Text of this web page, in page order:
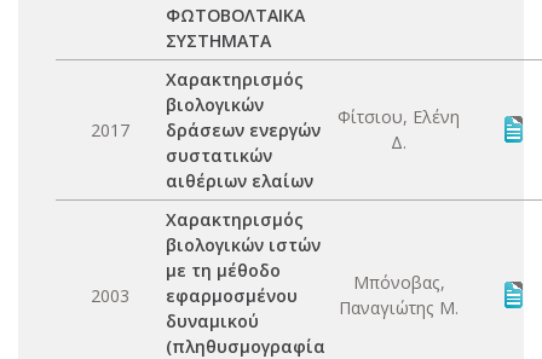
ΦΩΤΟΒΟΛΤΑΙΚΑ
ΣΥΣΤΗΜΑΤΑ
2017
Χαρακτηρισμός
βιολογικών
δράσεων ενεργών
συστατικών
αιθέριων ελαίων
Φίτσιου, Ελένη
Δ.
2003
Χαρακτηρισμός
βιολογικών ιστών
με τη μέθοδο
εφαρμοσμένου
δυναμικού
(πληθυσμογραφία
Μπόνοβας,
Παναγιώτης Μ.